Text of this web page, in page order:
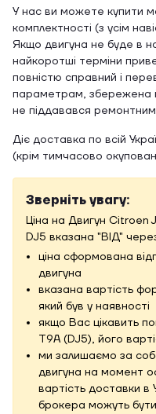
У нас ви можете купити
комплектності (з усім
Якщо двигуна не буде в
найкоротші терміни
повністю справний і
параметрам, збережена
не піддавався
Діє доставка по всій
(крім тимчасово
Зверніть увагу:
Ціна на Двигун Citroen
DJ5 вказана "ВІД"
ціна сформована
двигуна
вказана вартість
який був у наявності
якщо Вас цікавить
T9A (DJ5), його
ми залишаємо за
двигуна на момент
вартість доставки в
брокера можуть